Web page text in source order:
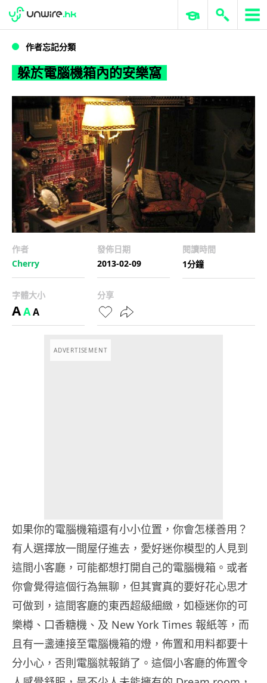
躲於電腦機箱內的安樂窩
WWDC 2026 ERP 與商業 AI
作者忘記分類
躲於電腦機箱內的安樂窩
作者
Cherry
發佈日期
2013-02-09
閱讀時間
1分鐘
字體大小
AAA
分享
ADVERTISEMENT
如果你的電腦機箱還有小小位置，你會怎樣善用？
有人選擇放一間屋仔進去，愛好迷你模型的人見到
這間小客廳，可能都想打開自己的電腦機箱。或者
你會覺得這個行為無聊，但其實真的要好花心思才
可做到，這間客廳的東西超級細緻，如極迷你的可
樂樽、口香糖機、及 New York Times 報紙等，而
且有一盞連接至電腦機箱的燈，佈置和用料都要十
分小心，否則電腦就報銷了。這個小客廳的佈置令